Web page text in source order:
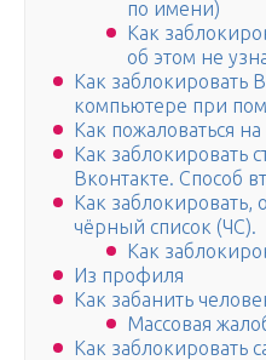
по имени)
Как
об этом не
Как заблокировать
компьютере при
Как пожаловаться
Как заблокировать
Вконтакте. Способ
Как заблокировать,
чёрный список (ЧС).
Как
Из профиля
Как забанить
Массовая
Как заблокировать